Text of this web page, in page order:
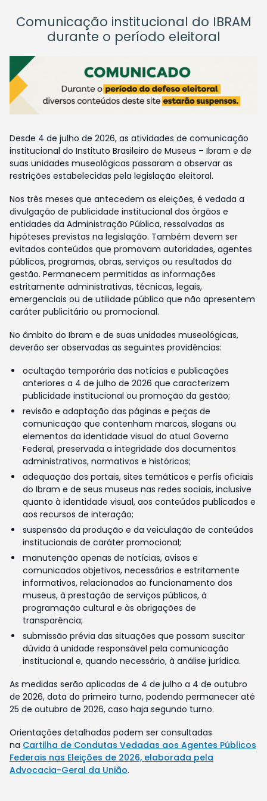
Comunicação institucional do IBRAM
durante o período eleitoral
Desde 4 de julho de 2026, as atividades de comunicação
institucional do Instituto Brasileiro de Museus – Ibram e de
suas unidades museológicas passaram a observar as
restrições estabelecidas pela legislação eleitoral.
Nos três meses que antecedem as eleições, é vedada a
divulgação de publicidade institucional dos órgãos e
entidades da Administração Pública, ressalvadas as
hipóteses previstas na legislação. Também devem ser
evitados conteúdos que promovam autoridades, agentes
públicos, programas, obras, serviços ou resultados da
gestão. Permanecem permitidas as informações
estritamente administrativas, técnicas, legais,
emergenciais ou de utilidade pública que não apresentem
caráter publicitário ou promocional.
No âmbito do Ibram e de suas unidades museológicas,
deverão ser observadas as seguintes providências:
ocultação temporária das notícias e publicações
anteriores a 4 de julho de 2026 que caracterizem
publicidade institucional ou promoção da gestão;
revisão e adaptação das páginas e peças de
comunicação que contenham marcas, slogans ou
elementos da identidade visual do atual Governo
Federal, preservada a integridade dos documentos
administrativos, normativos e históricos;
adequação dos portais, sites temáticos e perfis oficiais
do Ibram e de seus museus nas redes sociais, inclusive
quanto à identidade visual, aos conteúdos publicados e
aos recursos de interação;
suspensão da produção e da veiculação de conteúdos
institucionais de caráter promocional;
manutenção apenas de notícias, avisos e
comunicados objetivos, necessários e estritamente
informativos, relacionados ao funcionamento dos
museus, à prestação de serviços públicos, à
programação cultural e às obrigações de
transparência;
submissão prévia das situações que possam suscitar
dúvida à unidade responsável pela comunicação
institucional e, quando necessário, à análise jurídica.
As medidas serão aplicadas de 4 de julho a 4 de outubro
de 2026, data do primeiro turno, podendo permanecer até
25 de outubro de 2026, caso haja segundo turno.
Orientações detalhadas podem ser consultadas
na Cartilha de Condutas Vedadas aos Agentes Públicos
Federais nas Eleições de 2026, elaborada pela
Advocacia-Geral da União.